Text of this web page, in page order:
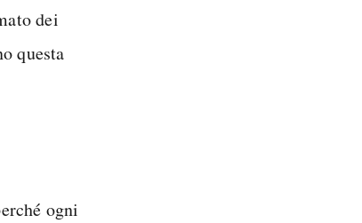
dei
questa
ogni